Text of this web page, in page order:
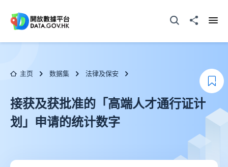
打开搜寻器分享至
主页 数据集 法律及保安
接获及获批准的「高端人才通行证计
划」申请的统计数字
添